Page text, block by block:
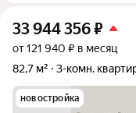
33 944 356₽
от 121 940 ₽ в месяц
82,7 м²
3-комн.
новостройка